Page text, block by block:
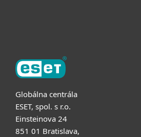
Globálna centrála
ESET, spol. s r.o.
Einsteinova 24
851 01 Bratislava,